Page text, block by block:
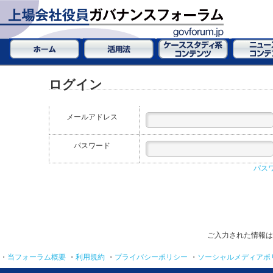
ログイン
メールアドレス
パスワード
パス
ご入力された情報
・ 当フォーラム概要 ・ 利用規約 ・ プライバシーポリシー ・ ソーシャルメディアポ